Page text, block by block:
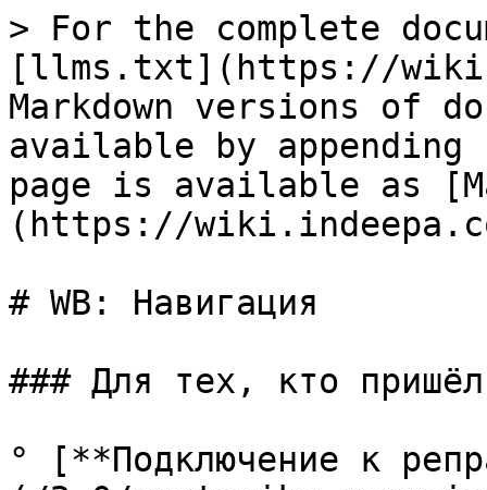
> For the complete
[llms.txt](https://
Markdown versions of
available by
page is available as
(https://
# WB: Навигация
### Для тех, кто
° [**Подключение к